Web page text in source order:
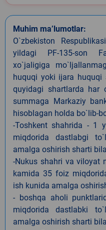
Muhim ma’lumotlar:
O`zbekiston
yildagi PF-135-son
xo`jaligiga
huquqi yoki ijara
quyidagi shartlarda har
summaga Markaziy
hisoblagan holda bo`lib-
-Toshkent shahrida - 1
miqdorida dastlabgi
amalga oshirish sharti
-Nukus shahri va viloyat
kamida 35 foiz
ish kunida amalga
- boshqa aholi
miqdorida dastlabki
amalga oshirish sharti